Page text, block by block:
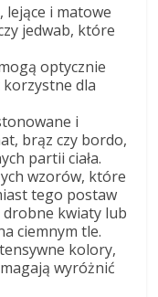
lejące i matowe
jedwab, które
optycznie
korzystne dla
i
brąz czy bordo,
partii ciała.
wzorów, które
tego postaw
kwiaty lub
ciemnym tle.
kolory,
wyróżnić